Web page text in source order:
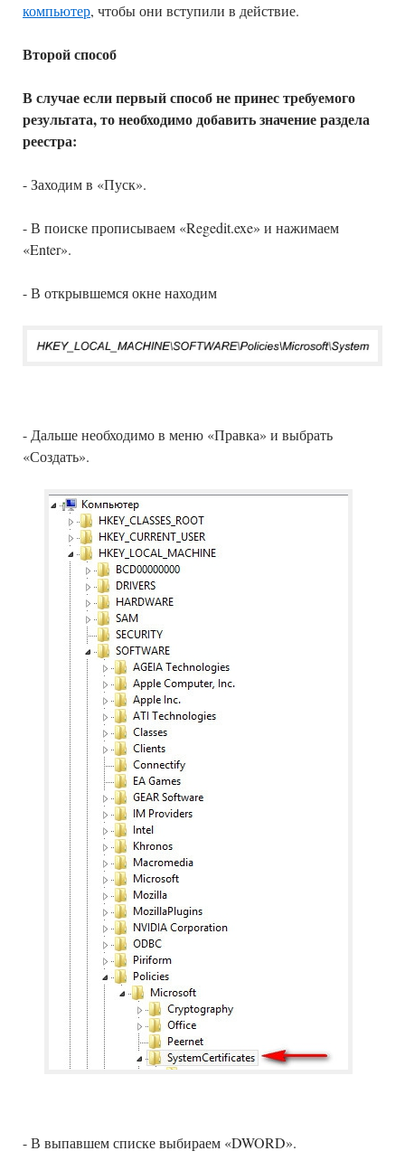
компьютер, чтобы они вступили в действие.
Второй способ
В случае если первый способ не принес требуемого
результата, то необходимо добавить значение раздела
реестра:
- Заходим в «Пуск».
- В поиске прописываем «Regedit.exe» и нажимаем
«Enter».
- В открывшемся окне находим
- Дальше необходимо в меню «Правка» и выбрать
«Создать».
- В выпавшем списке выбираем «DWORD».